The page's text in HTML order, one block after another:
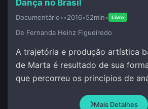
Dança no Brasil
Documentário••2016•52min• Livre
De Fernanda Heinz Figueiredo
A trajetória e produção artística
de Marta é resultado de sua
que percorreu os princípios de
Mais Detalhes